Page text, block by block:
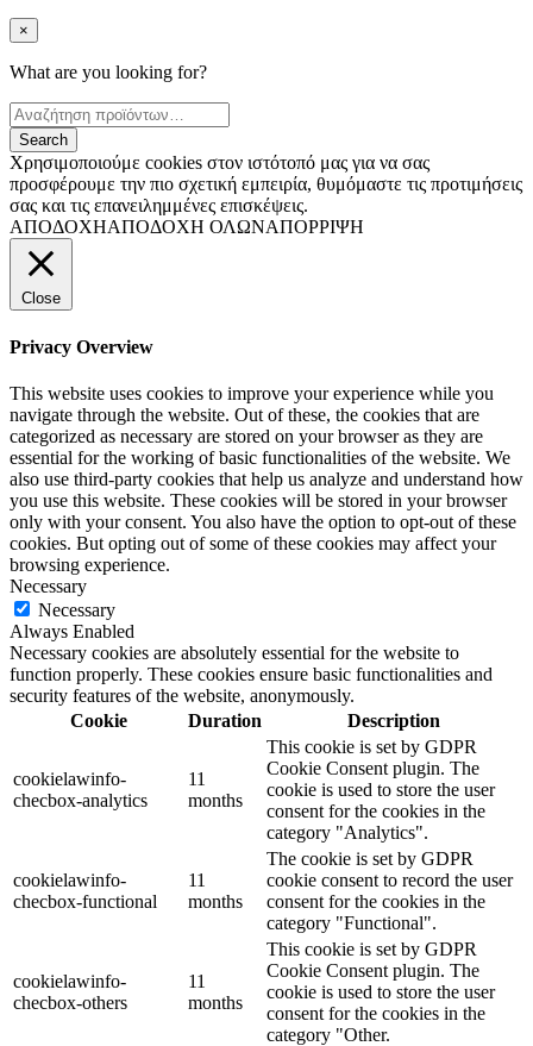
×
What are you looking for?
Χρησιμοποιούμε cookies στον ιστότοπό μας για να σας
προσφέρουμε την πιο σχετική εμπειρία, θυμόμαστε τις προτιμήσεις
σας και τις επανειλημμένες επισκέψεις.
ΑΠΟΔΟΧΗΑΠΟΔΟΧΗ ΟΛΩΝΑΠΟΡΡΙΨΗ
Close
Privacy Overview
This website uses cookies to improve your experience while you
navigate through the website. Out of these, the cookies that are
categorized as necessary are stored on your browser as they are
essential for the working of basic functionalities of the website. We
also use third-party cookies that help us analyze and understand how
you use this website. These cookies will be stored in your browser
only with your consent. You also have the option to opt-out of these
cookies. But opting out of some of these cookies may affect your
browsing experience.
Necessary
Necessary
Always Enabled
Necessary cookies are absolutely essential for the website to
function properly. These cookies ensure basic functionalities and
security features of the website, anonymously.
Cookie
Duration Description
cookielawinfo-
checbox-analytics
11
months
This cookie is set by GDPR
Cookie Consent plugin. The
cookie is used to store the user
consent for the cookies in the
category "Analytics".
cookielawinfo-
checbox-functional
11
months
The cookie is set by GDPR
cookie consent to record the user
consent for the cookies in the
category "Functional".
cookielawinfo-
checbox-others
11
months
This cookie is set by GDPR
Cookie Consent plugin. The
cookie is used to store the user
consent for the cookies in the
category "Other.